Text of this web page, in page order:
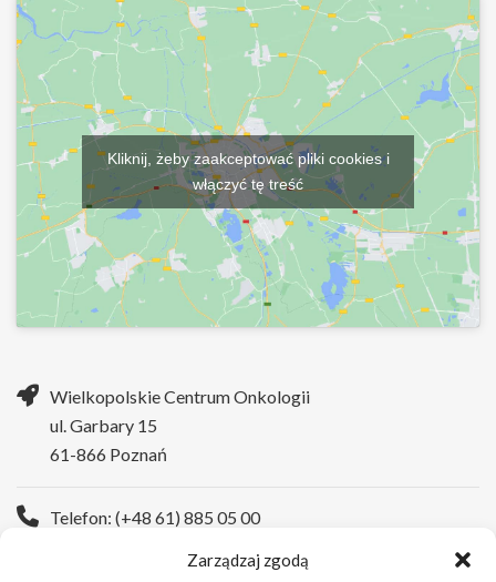
Zarządzaj zgodą
Kliknij, żeby zaakceptować pliki cookies i
włączyć tę treść
Wielkopolskie Centrum Onkologii
ul. Garbary 15
61-866 Poznań
Telefon: (+48 61) 885 05 00